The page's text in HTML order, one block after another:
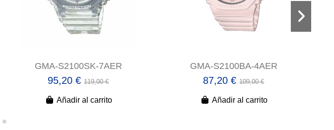
GMA-S2100SK-7AER
95,20 €119,00 €
Añadir al carrito
GMA-S2100BA-4AER
87,20 €109,00 €
Añadir al carrito